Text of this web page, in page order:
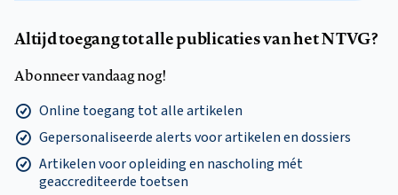
Altijd toegang tot alle publicaties van het NTVG?
Abonneer vandaag nog!
Online toegang tot alle artikelen
Gepersonaliseerde alerts voor artikelen en dossiers
Artikelen voor opleiding en nascholing mét
geaccrediteerde toetsen